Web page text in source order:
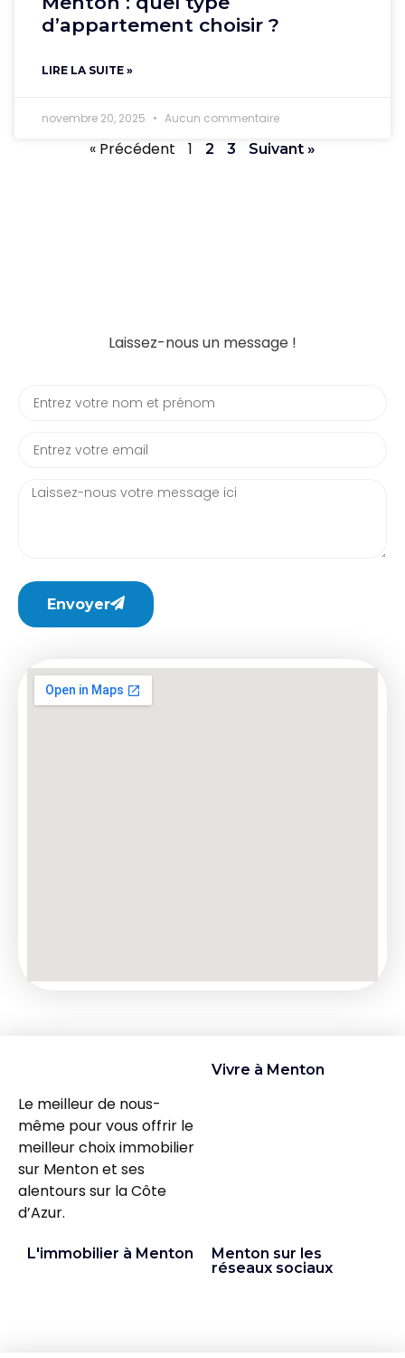
d’appartement choisir ?
LIRE LA SUITE »
novembre 20, 2025 Aucun commentaire
« Précédent 1 2 3 Suivant »
Laissez-nous un message !
Envoyer
Le meilleur de nous-
même pour vous offrir le
meilleur choix immobilier
sur Menton et ses
alentours sur la Côte
d’Azur.
Vivre à Menton
L'immobilier à Menton
Menton sur les
réseaux sociaux